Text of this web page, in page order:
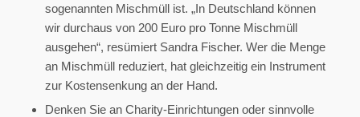
sogenannten Mischmüll ist. „In Deutschland können
wir durchaus von 200 Euro pro Tonne Mischmüll
ausgehen“, resümiert Sandra Fischer. Wer die Menge
an Mischmüll reduziert, hat gleichzeitig ein Instrument
zur Kostensenkung an der Hand.
Denken Sie an Charity-Einrichtungen oder sinnvolle